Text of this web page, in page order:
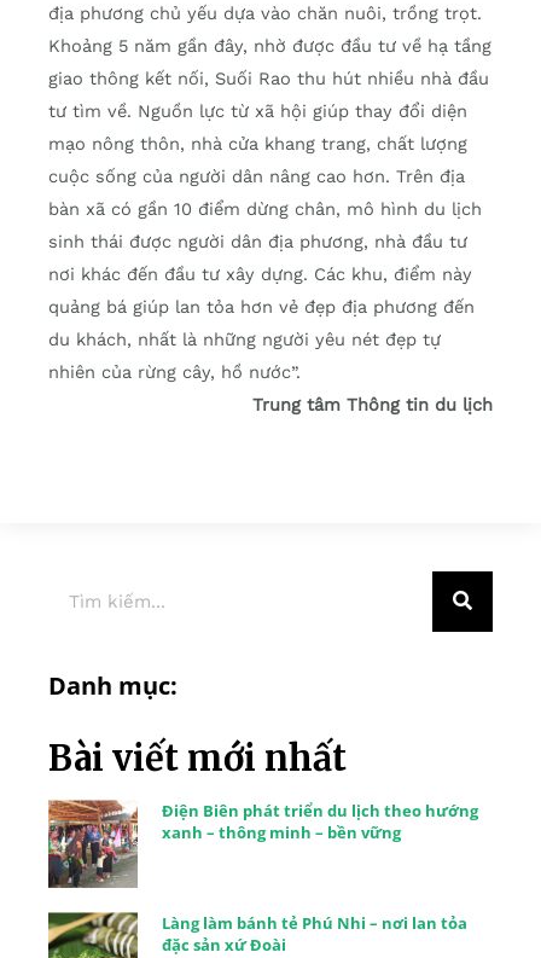
địa phương chủ yếu dựa vào chăn nuôi, trồng trọt.
Khoảng 5 năm gần đây, nhờ được đầu tư về hạ tầng
giao thông kết nối, Suối Rao thu hút nhiều nhà đầu
tư tìm về. Nguồn lực từ xã hội giúp thay đổi diện
mạo nông thôn, nhà cửa khang trang, chất lượng
cuộc sống của người dân nâng cao hơn. Trên địa
bàn xã có gần 10 điểm dừng chân, mô hình du lịch
sinh thái được người dân địa phương, nhà đầu tư
nơi khác đến đầu tư xây dựng. Các khu, điểm này
quảng bá giúp lan tỏa hơn vẻ đẹp địa phương đến
du khách, nhất là những người yêu nét đẹp tự
nhiên của rừng cây, hồ nước”.
Trung tâm Thông tin du lịch
Danh mục:
Bài viết mới nhất
Điện Biên phát triển du lịch theo hướng
xanh – thông minh – bền vững
Làng làm bánh tẻ Phú Nhi – nơi lan tỏa
đặc sản xứ Đoài